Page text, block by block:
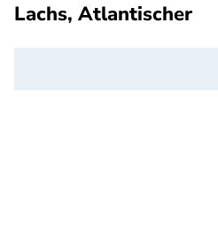
Lachs, Atlantischer